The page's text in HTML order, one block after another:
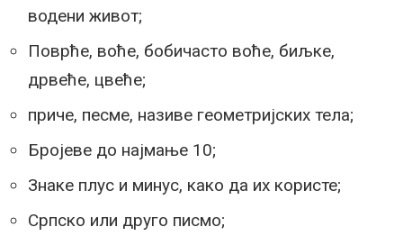
водени живот;
Поврће, воће, бобичасто воће, биљке,
дрвеће, цвеће;
приче, песме, називе геометријских тела;
Бројеве до најмање 10;
Знаке плус и минус, како да их користе;
Српско или друго писмо;